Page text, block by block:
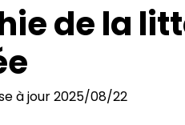
de la
à jour2025/08/22